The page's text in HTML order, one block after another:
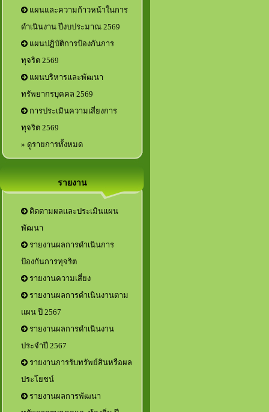
แผนและความก้าวหน้าในการ
ดำเนินงาน ปีงบประมาณ 2569
แผนปฏิบัติการป้องกันการ
ทุจริต 2569
แผนบริหารและพัฒนา
ทรัพยากรบุคคล 2569
การประเมินความเสี่ยงการ
ทุจริต 2569
» ดูรายการทั้งหมด
รายงาน
ติดตามผลและประเมินแผน
พัฒนา
รายงานผลการดำเนินการ
ป้องกันการทุจริต
รายงานความเสี่ยง
รายงานผลการดำเนินงานตาม
แผน ปี 2567
รายงานผลการดำเนินงาน
ประจำปี 2567
รายงานการรับทรัพย์สินหรือผล
ประโยชน์
รายงานผลการพัฒนา